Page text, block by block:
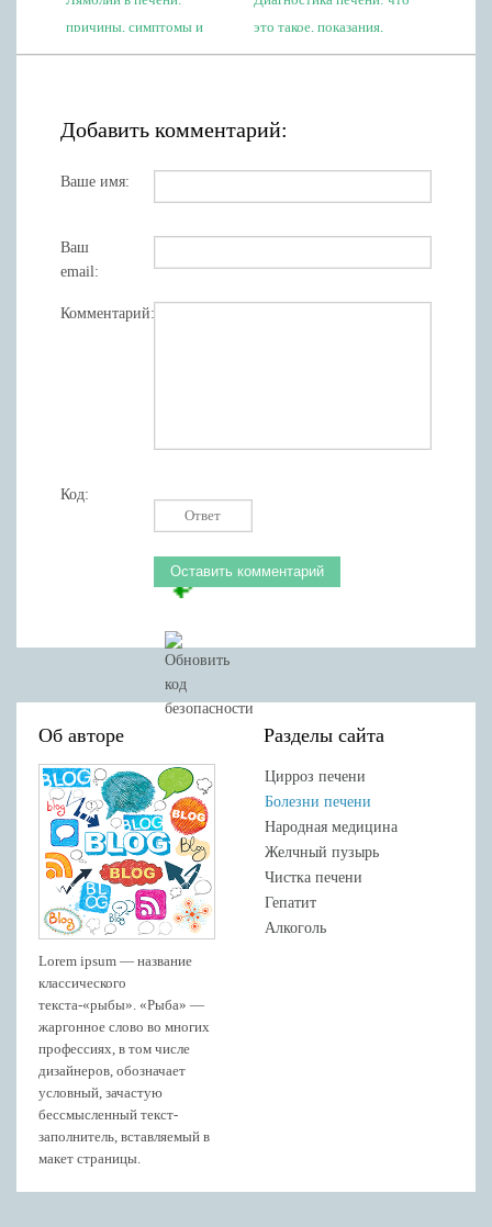
причины, симптомы и
лечение, диета
это такое, показания,
методики обследования
Добавить комментарий:
Ваше имя:
Ваш
email:
Комментарий:
Код:
Об авторе
Lorem ipsum — название
классического
текста-«рыбы». «Рыба» —
жаргонное слово во многих
профессиях, в том числе
дизайнеров, обозначает
условный, зачастую
бессмысленный текст-
заполнитель, вставляемый в
макет страницы.
Разделы сайта
Цирроз печени
Болезни печени
Народная медицина
Желчный пузырь
Чистка печени
Гепатит
Алкоголь